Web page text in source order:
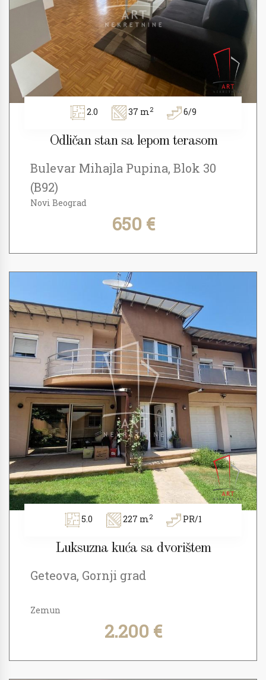
2.0 37 m2 6/9
Odličan stan sa lepom terasom
Bulevar Mihajla Pupina, Blok 30
(B92)
Novi Beograd
650 €
5.0 227 m2 PR/1
Luksuzna kuća sa dvorištem
Geteova, Gornji grad
Zemun
2.200 €